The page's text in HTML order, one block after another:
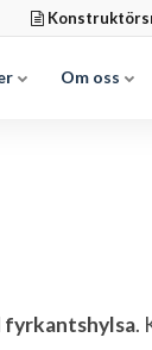
Om oss
fyrkantshylsa.